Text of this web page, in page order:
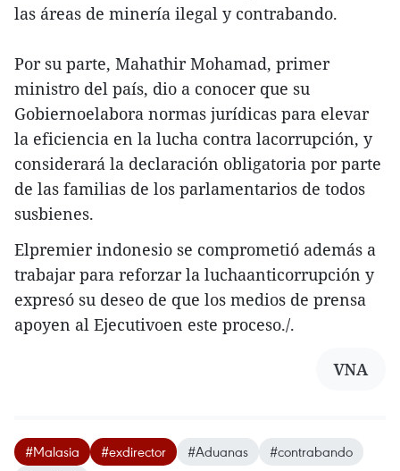
las áreas de minería ilegal y contrabando.
Por su parte, Mahathir Mohamad, primer
ministro del país, dio a conocer que su
Gobiernoelabora normas jurídicas para elevar
la eficiencia en la lucha contra lacorrupción, y
considerará la declaración obligatoria por parte
de las familias de los parlamentarios de todos
susbienes.
Elpremier indonesio se comprometió además a
trabajar para reforzar la luchaanticorrupción y
expresó su deseo de que los medios de prensa
apoyen al Ejecutivoen este proceso./.
VNA
#Malasia #exdirector #Aduanas
#contrabando